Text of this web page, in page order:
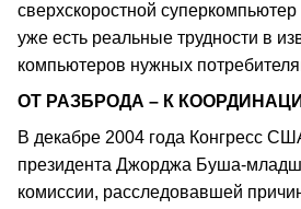
сверхскоростной
уже есть реальные трудности в
компьютеров нужных
ОТ РАЗБРОДА – К
В декабре 2004 года Конгресс
президента Джорджа Буша-
комиссии, расследовавшей